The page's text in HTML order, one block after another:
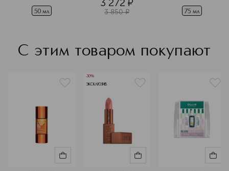
легкий на
основе
50 мл
3 272 ¤
3 850 ¤
гиалуроновой
кислотой в
75 мл
С этим товаром покупают
-30%
ЭКСКЛЮЗИВ